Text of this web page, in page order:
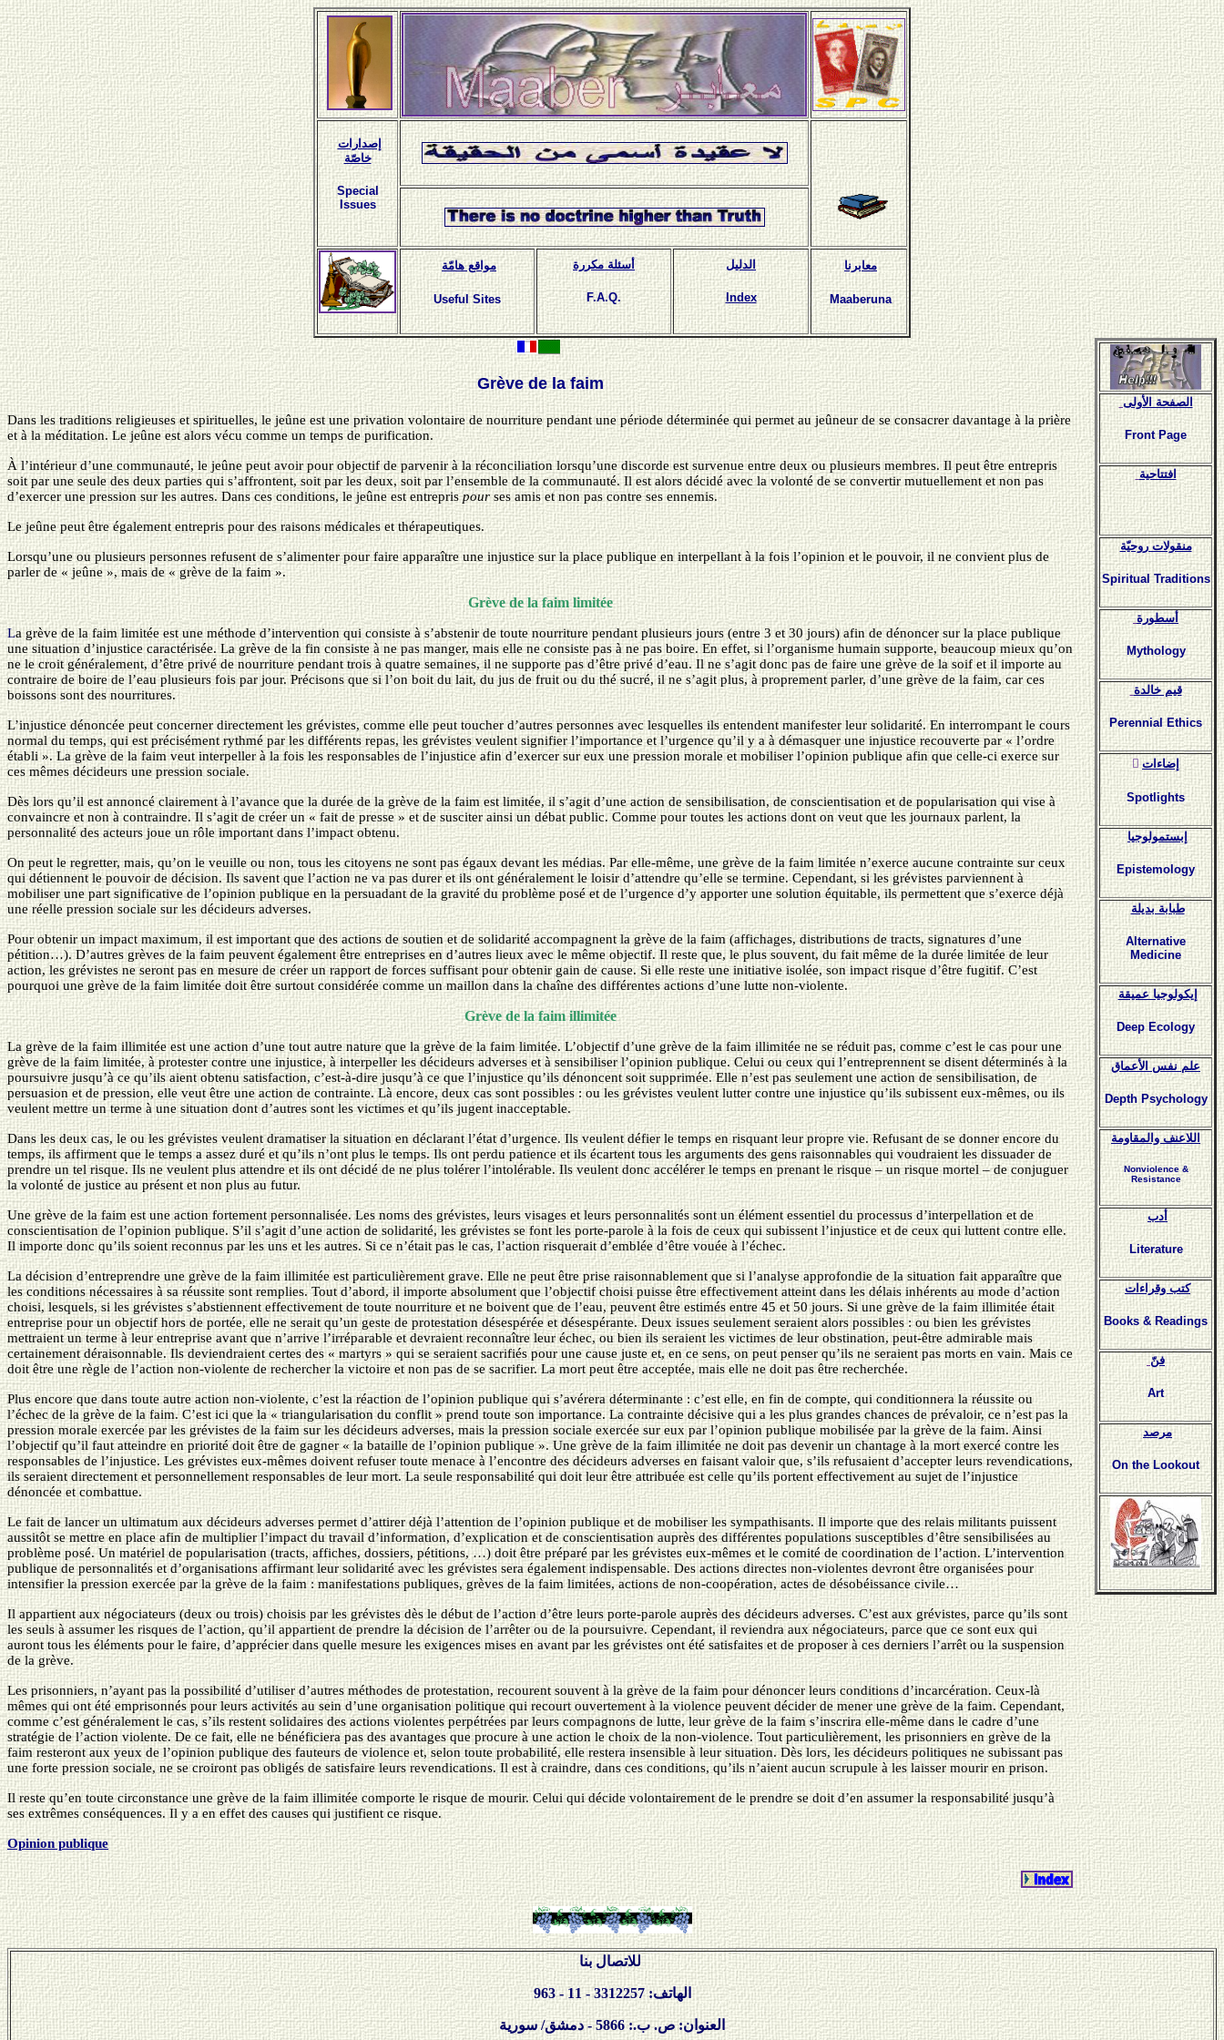
إصدارات
خاصّة
Special
Issues
مواقع هامّة
Useful Sites
أسئلة مكررة
F.A.Q.
الدليل
Index
معابرنا
Maaberuna
Grève de la faim
Dans les traditions religieuses et spirituelles, le jeûne est une privation volontaire de nourriture pendant une période déterminée qui permet au jeûneur de se consacrer davantage à la prière
et à la méditation. Le jeûne est alors vécu comme un temps de purification.
À l’intérieur d’une communauté, le jeûne peut avoir pour objectif de parvenir à la réconciliation lorsqu’une discorde est survenue entre deux ou plusieurs membres. Il peut être entrepris
soit par une seule des deux parties qui s’affrontent, soit par les deux, soit par l’ensemble de la communauté. Il est alors décidé avec la volonté de se convertir mutuellement et non pas
d’exercer une pression sur les autres. Dans ces conditions, le jeûne est entreprispourses amis et non pas contre ses ennemis.
Le jeûne peut être également entrepris pour des raisons médicales et thérapeutiques.
Lorsqu’une ou plusieurs personnes refusent de s’alimenter pour faire apparaître une injustice sur la place publique en interpellant à la fois l’opinion et le pouvoir, il ne convient plus de
parler de « jeûne », mais de « grève de la faim ».
Grève de la faim limitée
La grève de la faim limitée est une méthode d’intervention qui consiste à s’abstenir de toute nourriture pendant plusieurs jours (entre 3 et 30 jours) afin de dénoncer sur la place publique
une situation d’injustice caractérisée. La grève de la fin consiste à ne pas manger, mais elle ne consiste pas à ne pas boire. En effet, si l’organisme humain supporte, beaucoup mieux qu’on
ne le croit généralement, d’être privé de nourriture pendant trois à quatre semaines, il ne supporte pas d’être privé d’eau. Il ne s’agit donc pas de faire une grève de la soif et il importe au
contraire de boire de l’eau plusieurs fois par jour. Précisons que si l’on boit du lait, du jus de fruit ou du thé sucré, il ne s’agit plus, à proprement parler, d’une grève de la faim, car ces
boissons sont des nourritures.
L’injustice dénoncée peut concerner directement les grévistes, comme elle peut toucher d’autres personnes avec lesquelles ils entendent manifester leur solidarité. En interrompant le cours
normal du temps, qui est précisément rythmé par les différents repas, les grévistes veulent signifier l’importance et l’urgence qu’il y a à démasquer une injustice recouverte par « l’ordre
établi ». La grève de la faim veut interpeller à la fois les responsables de l’injustice afin d’exercer sur eux une pression morale et mobiliser l’opinion publique afin que celle-ci exerce sur
ces mêmes décideurs une pression sociale.
Dès lors qu’il est annoncé clairement à l’avance que la durée de la grève de la faim est limitée, il s’agit d’une action de sensibilisation, de conscientisation et de popularisation qui vise à
convaincre et non à contraindre. Il s’agit de créer un « fait de presse » et de susciter ainsi un débat public. Comme pour toutes les actions dont on veut que les journaux parlent, la
personnalité des acteurs joue un rôle important dans l’impact obtenu.
On peut le regretter, mais, qu’on le veuille ou non, tous les citoyens ne sont pas égaux devant les médias. Par elle-même, une grève de la faim limitée n’exerce aucune contrainte sur ceux
qui détiennent le pouvoir de décision. Ils savent que l’action ne va pas durer et ils ont généralement le loisir d’attendre qu’elle se termine. Cependant, si les grévistes parviennent à
mobiliser une part significative de l’opinion publique en la persuadant de la gravité du problème posé et de l’urgence d’y apporter une solution équitable, ils permettent que s’exerce déjà
une réelle pression sociale sur les décideurs adverses.
Pour obtenir un impact maximum, il est important que des actions de soutien et de solidarité accompagnent la grève de la faim (affichages, distributions de tracts, signatures d’une
pétition…). D’autres grèves de la faim peuvent également être entreprises en d’autres lieux avec le même objectif. Il reste que, le plus souvent, du fait même de la durée limitée de leur
action, les grévistes ne seront pas en mesure de créer un rapport de forces suffisant pour obtenir gain de cause. Si elle reste une initiative isolée, son impact risque d’être fugitif. C’est
pourquoi une grève de la faim limitée doit être surtout considérée comme un maillon dans la chaîne des différentes actions d’une lutte non-violente.
Grève de la faim illimitée
La grève de la faim illimitée est une action d’une tout autre nature que la grève de la faim limitée. L’objectif d’une grève de la faim illimitée ne se réduit pas, comme c’est le cas pour une
grève de la faim limitée, à protester contre une injustice, à interpeller les décideurs adverses et à sensibiliser l’opinion publique. Celui ou ceux qui l’entreprennent se disent déterminés à la
poursuivre jusqu’à ce qu’ils aient obtenu satisfaction, c’est-à-dire jusqu’à ce que l’injustice qu’ils dénoncent soit supprimée. Elle n’est pas seulement une action de sensibilisation, de
persuasion et de pression, elle veut être une action de contrainte. Là encore, deux cas sont possibles : ou les grévistes veulent lutter contre une injustice qu’ils subissent eux-mêmes, ou ils
veulent mettre un terme à une situation dont d’autres sont les victimes et qu’ils jugent inacceptable.
Dans les deux cas, le ou les grévistes veulent dramatiser la situation en déclarant l’état d’urgence. Ils veulent défier le temps en risquant leur propre vie. Refusant de se donner encore du
temps, ils affirment que le temps a assez duré et qu’ils n’ont plus le temps. Ils ont perdu patience et ils écartent tous les arguments des gens raisonnables qui voudraient les dissuader de
prendre un tel risque. Ils ne veulent plus attendre et ils ont décidé de ne plus tolérer l’intolérable. Ils veulent donc accélérer le temps en prenant le risque – un risque mortel – de conjuguer
la volonté de justice au présent et non plus au futur.
Une grève de la faim est une action fortement personnalisée. Les noms des grévistes, leurs visages et leurs personnalités sont un élément essentiel du processus d’interpellation et de
conscientisation de l’opinion publique. S’il s’agit d’une action de solidarité, les grévistes se font les porte-parole à la fois de ceux qui subissent l’injustice et de ceux qui luttent contre elle.
Il importe donc qu’ils soient reconnus par les uns et les autres. Si ce n’était pas le cas, l’action risquerait d’emblée d’être vouée à l’échec.
La décision d’entreprendre une grève de la faim illimitée est particulièrement grave. Elle ne peut être prise raisonnablement que si l’analyse approfondie de la situation fait apparaître que
les conditions nécessaires à sa réussite sont remplies. Tout d’abord, il importe absolument que l’objectif choisi puisse être effectivement atteint dans les délais inhérents au mode d’action
choisi, lesquels, si les grévistes s’abstiennent effectivement de toute nourriture et ne boivent que de l’eau, peuvent être estimés entre 45 et 50 jours. Si une grève de la faim illimitée était
entreprise pour un objectif hors de portée, elle ne serait qu’un geste de protestation désespérée et désespérante. Deux issues seulement seraient alors possibles : ou bien les grévistes
mettraient un terme à leur entreprise avant que n’arrive l’irréparable et devraient reconnaître leur échec, ou bien ils seraient les victimes de leur obstination, peut-être admirable mais
certainement déraisonnable. Ils deviendraient certes des « martyrs » qui se seraient sacrifiés pour une cause juste et, en ce sens, on peut penser qu’ils ne seraient pas morts en vain. Mais ce
doit être une règle de l’action non-violente de rechercher la victoire et non pas de se sacrifier. La mort peut être acceptée, mais elle ne doit pas être recherchée.
Plus encore que dans toute autre action non-violente, c’est la réaction de l’opinion publique qui s’avérera déterminante : c’est elle, en fin de compte, qui conditionnera la réussite ou
l’échec de la grève de la faim. C’est ici que la « triangularisation du conflit » prend toute son importance. La contrainte décisive qui a les plus grandes chances de prévaloir, ce n’est pas la
pression morale exercée par les grévistes de la faim sur les décideurs adverses, mais la pression sociale exercée sur eux par l’opinion publique mobilisée par la grève de la faim. Ainsi
l’objectif qu’il faut atteindre en priorité doit être de gagner « la bataille de l’opinion publique ». Une grève de la faim illimitée ne doit pas devenir un chantage à la mort exercé contre les
responsables de l’injustice. Les grévistes eux-mêmes doivent refuser toute menace à l’encontre des décideurs adverses en faisant valoir que, s’ils refusaient d’accepter leurs revendications,
ils seraient directement et personnellement responsables de leur mort. La seule responsabilité qui doit leur être attribuée est celle qu’ils portent effectivement au sujet de l’injustice
dénoncée et combattue.
Le fait de lancer un ultimatum aux décideurs adverses permet d’attirer déjà l’attention de l’opinion publique et de mobiliser les sympathisants. Il importe que des relais militants puissent
aussitôt se mettre en place afin de multiplier l’impact du travail d’information, d’explication et de conscientisation auprès des différentes populations susceptibles d’être sensibilisées au
problème posé. Un matériel de popularisation (tracts, affiches, dossiers, pétitions, …) doit être préparé par les grévistes eux-mêmes et le comité de coordination de l’action. L’intervention
publique de personnalités et d’organisations affirmant leur solidarité avec les grévistes sera également indispensable. Des actions directes non-violentes devront être organisées pour
intensifier la pression exercée par la grève de la faim : manifestations publiques, grèves de la faim limitées, actions de non-coopération, actes de désobéissance civile…
Il appartient aux négociateurs (deux ou trois) choisis par les grévistes dès le début de l’action d’être leurs porte-parole auprès des décideurs adverses. C’est aux grévistes, parce qu’ils sont
les seuls à assumer les risques de l’action, qu’il appartient de prendre la décision de l’arrêter ou de la poursuivre. Cependant, il reviendra aux négociateurs, parce que ce sont eux qui
auront tous les éléments pour le faire, d’apprécier dans quelle mesure les exigences mises en avant par les grévistes ont été satisfaites et de proposer à ces derniers l’arrêt ou la suspension
de la grève.
Les prisonniers, n’ayant pas la possibilité d’utiliser d’autres méthodes de protestation, recourent souvent à la grève de la faim pour dénoncer leurs conditions d’incarcération. Ceux-là
mêmes qui ont été emprisonnés pour leurs activités au sein d’une organisation politique qui recourt ouvertement à la violence peuvent décider de mener une grève de la faim. Cependant,
comme c’est généralement le cas, s’ils restent solidaires des actions violentes perpétrées par leurs compagnons de lutte, leur grève de la faim s’inscrira elle-même dans le cadre d’une
stratégie de l’action violente. De ce fait, elle ne bénéficiera pas des avantages que procure à une action le choix de la non-violence. Tout particulièrement, les prisonniers en grève de la
faim resteront aux yeux de l’opinion publique des fauteurs de violence et, selon toute probabilité, elle restera insensible à leur situation. Dès lors, les décideurs politiques ne subissant pas
une forte pression sociale, ne se croiront pas obligés de satisfaire leurs revendications. Il est à craindre, dans ces conditions, qu’ils n’aient aucun scrupule à les laisser mourir en prison.
Il reste qu’en toute circonstance une grève de la faim illimitée comporte le risque de mourir. Celui qui décide volontairement de le prendre se doit d’en assumer la responsabilité jusqu’à
ses extrêmes conséquences. Il y a en effet des causes qui justifient ce risque.
Opinion publique
الصفحة الأولى
Front Page
افتتاحية
منقولات روحيّة
Spiritual Traditions
أسطورة
Mythology
قيم خالدة
Perennial Ethics
ٍإضاءات
Spotlights
إبستمولوجيا
Epistemology
طبابة بديلة
Alternative
Medicine
إيكولوجيا عميقة
Deep Ecology
علم نفس الأعماق
Depth Psychology
اللاعنف والمقاومة
Nonviolence &
Resistance
أدب
Literature
كتب وقراءات
Books & Readings
فنّ
Art
مرصد
On the Lookout
للاتصال بنا
الهاتف: 3312257 - 11 - 963
العنوان: ص. ب.: 5866 - دمشق/ سورية